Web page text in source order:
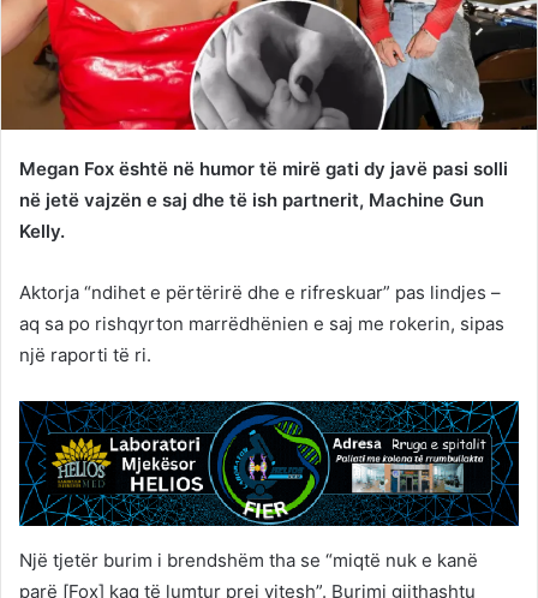
Megan Fox është në humor të mirë gati dy javë pasi solli
në jetë vajzën e saj dhe të ish partnerit, Machine Gun
Kelly.
Aktorja “ndihet e përtërirë dhe e rifreskuar” pas lindjes –
aq sa po rishqyrton marrëdhënien e saj me rokerin, sipas
një raporti të ri.
Një tjetër burim i brendshëm tha se “miqtë nuk e kanë
parë [Fox] kaq të lumtur prej vitesh”. Burimi gjithashtu